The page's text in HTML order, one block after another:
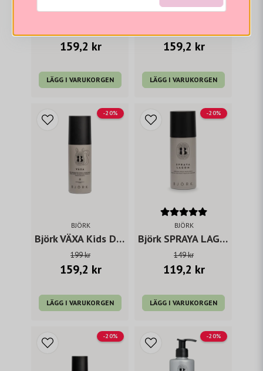
Björk VÄXA Baby Hair & Body Oil 125ml
159,2 kr
LÄGG I VARUKORGEN
Björk VÄXA Kids Shampoo & Body Wash 300ml
159,2 kr
LÄGG I VARUKORGEN
BJÖRK
Björk VÄXA Kids Detangling Spray Conditioner 150ml
199 kr
159,2 kr
LÄGG I VARUKORGEN
-20%
BJÖRK
Björk SPRAYA LAGOM 75 ml
149 kr
119,2 kr
LÄGG I VARUKORGEN
-20%
-20% -20%